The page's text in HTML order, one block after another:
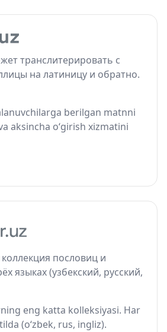
транслитерировать с
на латиницу и обратно.
berilgan matnni
aksincha o‘girish xizmatini
пословиц и
языках (узбекский, русский,
eng katta kolleksiyasi. Har
(o‘zbek, rus, ingliz).